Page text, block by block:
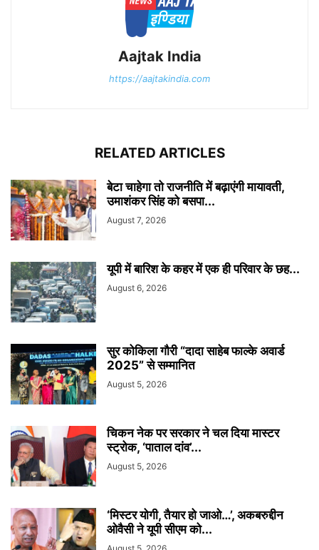
Aajtak India
https://aajtakindia.com
RELATED ARTICLES
बेटा चाहेगा तो राजनीति में बढ़ाएंगी मायावती,
उमाशंकर सिंह को बसपा...
August 7, 2026
यूपी में बारिश के कहर में एक ही परिवार के छह...
August 6, 2026
सुर कोकिला गौरी “दादा साहेब फाल्के अवार्ड
2025” से सम्मानित
August 5, 2026
चिकन नेक पर सरकार ने चल दिया मास्टर
स्ट्रोक, ‘पाताल दांव’...
August 5, 2026
‘मिस्टर योगी, तैयार हो जाओ…’, अकबरुद्दीन
ओवैसी ने यूपी सीएम को...